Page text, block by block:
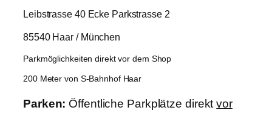
Leibstrasse 40 Ecke Parkstrasse 2
85540 Haar / München
Parkmöglichkeiten direkt vor dem Shop
200 Meter von S-Bahnhof Haar
Parken: Öffentliche Parkplätze direktvor